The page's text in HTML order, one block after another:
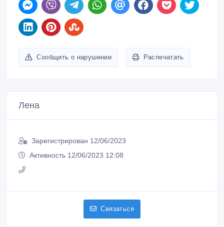
Сообщить о нарушении Распечатать
Лена
Зарегистрирован 12/06/2023
Активность 12/06/2023 12:08
Связаться